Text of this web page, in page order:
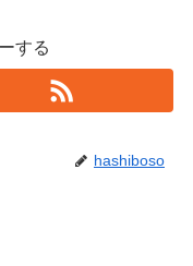
する
hashiboso